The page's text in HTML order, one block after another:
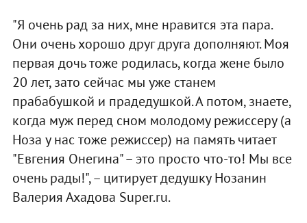
"Я очень рад за них, мне нравится эта пара.
Они очень хорошо друг друга дополняют. Моя
первая дочь тоже родилась, когда жене было
20 лет, зато сейчас мы уже станем
прабабушкой и прадедушкой. А потом, знаете,
когда муж перед сном молодому режиссеру (а
Ноза у нас тоже режиссер) на память читает
"Евгения Онегина" – это просто что-то! Мы все
очень рады!", – цитирует дедушку Нозанин
Валерия Ахадова Super.ru.